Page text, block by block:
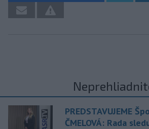
PREDSTAVUJEME
ČMELOVÁ: Rada